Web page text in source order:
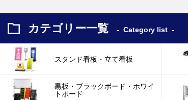
カテゴリー一覧 Category list
スタンド看板・立て看板
黒板・ブラックボード・ホワイ
トボード